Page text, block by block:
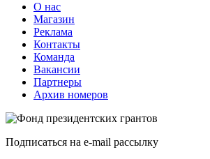
О нас
Магазин
Реклама
Контакты
Команда
Вакансии
Партнеры
Архив номеров
Подписаться на e-mail рассылку